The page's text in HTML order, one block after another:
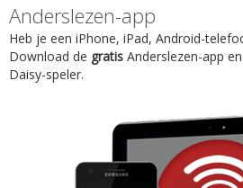
Anderslezen-app
Heb je een iPhone, iPad, Android-
Download de gratis Anderslezen-app
Daisy-speler.